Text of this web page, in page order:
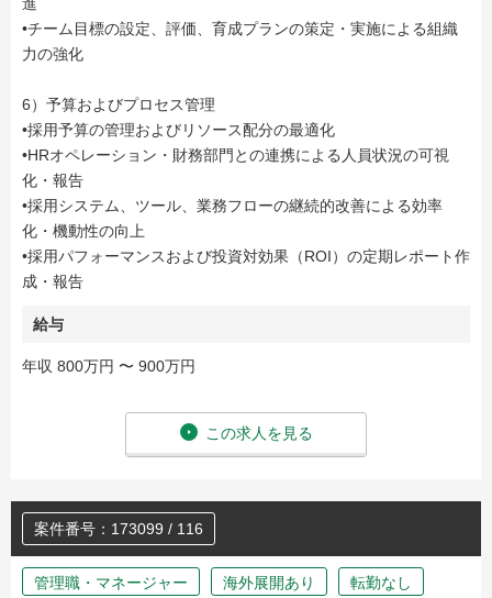
•チーム目標の設定、評価、育成プランの策定・実施による組織
力の強化
6）予算およびプロセス管理
•採用予算の管理およびリソース配分の最適化
•HRオペレーション・財務部門との連携による人員状況の可視
化・報告
•採用システム、ツール、業務フローの継続的改善による効率
化・機動性の向上
•採用パフォーマンスおよび投資対効果（ROI）の定期レポート作
成・報告
給与
年収 800万円 〜 900万円
この求人を見る
案件番号：173099 / 116
管理職・マネージャー 海外展開あり 転勤なし